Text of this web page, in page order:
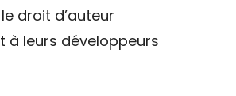
droit d’auteur
à leurs développeurs